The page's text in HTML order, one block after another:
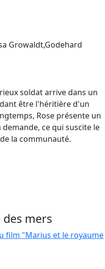
Growaldt,Godehard
soldat arrive dans un
être l'héritière d'un
Rose présente un
ce qui suscite le
la communauté.
mers
film "Marius et le royaume